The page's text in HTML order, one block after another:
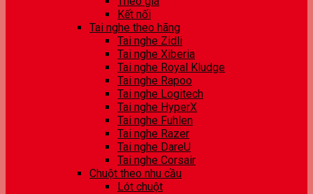
Kết nối
Tai nghe theo hãng
Tai nghe Zidli
Tai nghe Xiberia
Tai nghe Royal Kludge
Tai nghe Rapoo
Tai nghe Logitech
Tai nghe HyperX
Tai nghe Fuhlen
Tai nghe Razer
Tai nghe DareU
Tai nghe Corsair
Chuột theo nhu cầu
Lót chuột